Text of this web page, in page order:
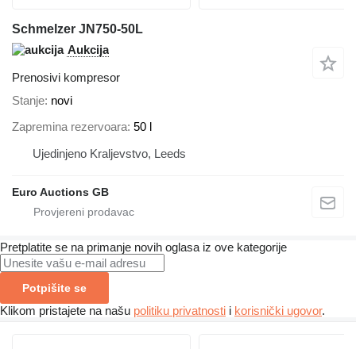
Schmelzer JN750-50L
Aukcija
Prenosivi kompresor
Stanje novi
Zapremina rezervoara 50 l
Ujedinjeno Kraljevstvo, Leeds
Euro Auctions GB
Pretplatite se na primanje novih oglasa iz ove kategorije
Potpišite se
Klikom pristajete na našu politiku privatnosti i korisnički ugovor.